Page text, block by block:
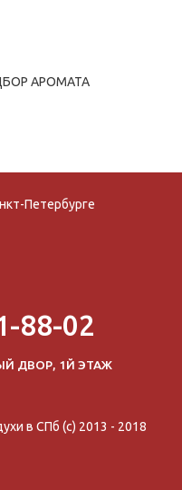
АРОМАТА
Петербурге
88-02
ДВОР, 1Й ЭТАЖ
в СПб (c) 2013 - 2018